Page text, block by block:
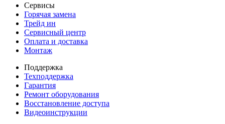
Сервисы
Горячая замена
Трейд ин
Сервисный центр
Оплата и доставка
Монтаж
Поддержка
Техподдержка
Гарантия
Ремонт оборудования
Восстановление доступа
Видеоинструкции